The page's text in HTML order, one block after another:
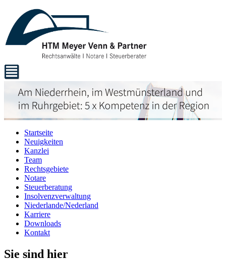
Startseite
Neuigkeiten
Kanzlei
Team
Rechtsgebiete
Notare
Steuerberatung
Insolvenzverwaltung
Niederlande/Nederland
Karriere
Downloads
Kontakt
Sie sind hier